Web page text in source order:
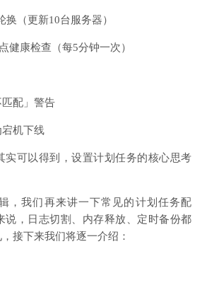
（更新10台服务器）
健康检查（每5分钟一次）
配」警告
机下线
实可以得到，设置计划任务的核心思考
，我们再来讲一下常见的计划任务配
说，日志切割、内存释放、定时备份都
接下来我们将逐一介绍：